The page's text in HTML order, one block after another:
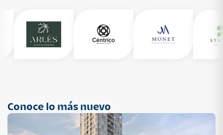
Conoce lo más nuevo